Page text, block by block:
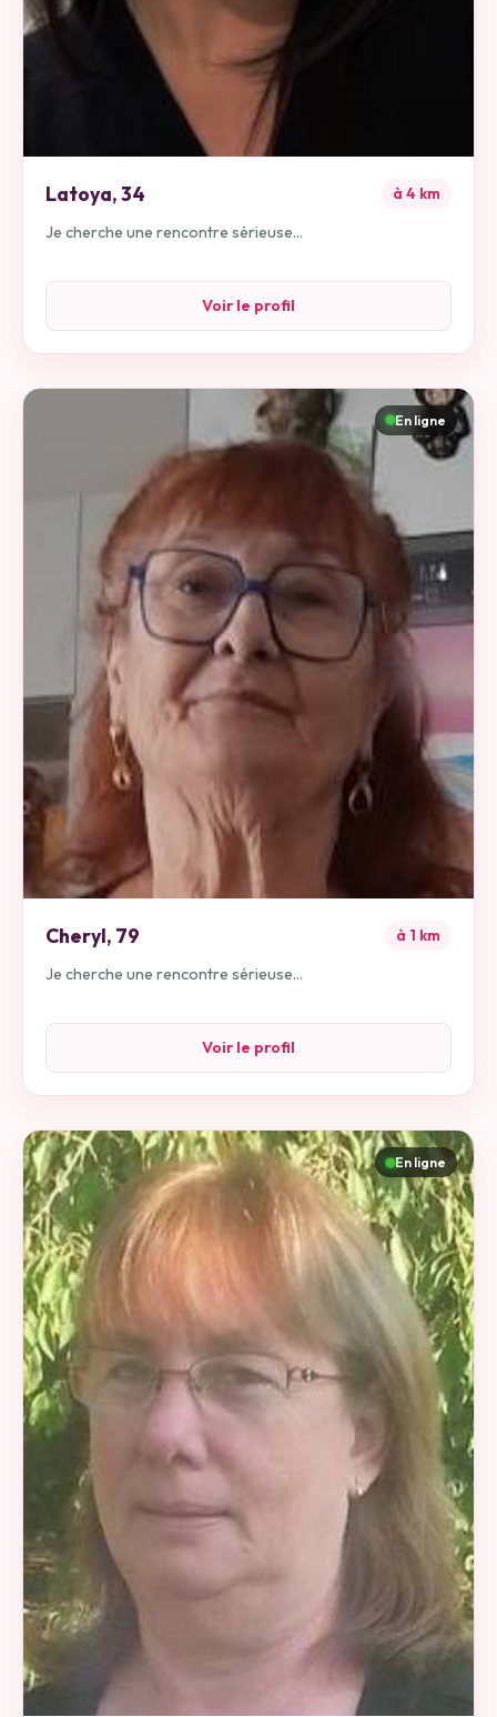
Latoya,34 à 4 km
Je cherche une rencontre sérieuse...
Voir le profil
En ligne
Cheryl, 79 à 1 km
Je cherche une rencontre sérieuse...
Voir le profil
En ligne